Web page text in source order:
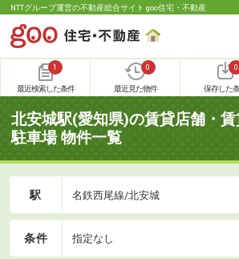
NTTグループ運営の不動産総合サイト goo住宅・不動産
1
最近検索した条件
0
最近見た物件
0
保存した
北安城駅(愛知県)の賃貸店舗・
駐車場 物件一覧
駅 名鉄西尾線/北安城
条件 指定なし